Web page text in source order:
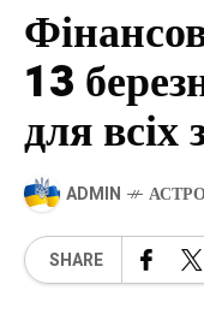
13
для всіх
ADMIN
SHARE